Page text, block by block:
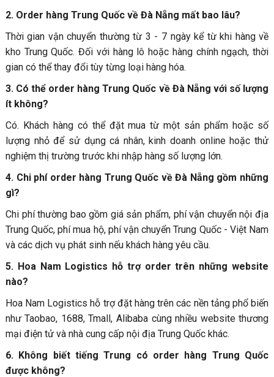
2. Order hàng Trung Quốc về Đà Nẵng mất bao lâu?
Thời gian vận chuyển thường từ 3 - 7 ngày kể từ khi hàng về
kho Trung Quốc. Đối với hàng lô hoặc hàng chính ngạch, thời
gian có thể thay đổi tùy từng loại hàng hóa.
3. Có thể order hàng Trung Quốc về Đà Nẵng với số lượng
ít không?
Có. Khách hàng có thể đặt mua từ một sản phẩm hoặc số
lượng nhỏ để sử dụng cá nhân, kinh doanh online hoặc thử
nghiệm thị trường trước khi nhập hàng số lượng lớn.
4. Chi phí order hàng Trung Quốc về Đà Nẵng gồm những
gì?
Chi phí thường bao gồm giá sản phẩm, phí vận chuyển nội địa
Trung Quốc, phí mua hộ, phí vận chuyển Trung Quốc - Việt Nam
và các dịch vụ phát sinh nếu khách hàng yêu cầu.
5. Hoa Nam Logistics hỗ trợ order trên những website
nào?
Hoa Nam Logistics hỗ trợ đặt hàng trên các nền tảng phổ biến
như Taobao, 1688, Tmall, Alibaba cùng nhiều website thương
mại điện tử và nhà cung cấp nội địa Trung Quốc khác.
6. Không biết tiếng Trung có order hàng Trung Quốc
được không?